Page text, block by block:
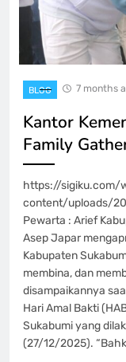
BLOG 7 months
Kantor
Family
https://sigiku.com/
content/uploads/
Pewarta : Arief
Asep Japar
Kabupaten
membina, dan
disampaikannya
Hari Amal Bakti
Sukabumi yang
(27/12/2025).